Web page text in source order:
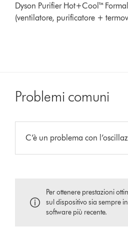
Dyson Purifier Hot+Cool™
(ventilatore, purificatore +
Problemi comuni
C’è un problema con
Per ottenere prestazioni
sul dispositivo sia sempre
software più recente.